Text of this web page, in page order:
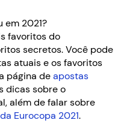
em 2021?
favoritos do
secretos. Você pode
atuais e os favoritos
página deapostas
dicas sobre o
além de falar sobre
Eurocopa 2021.